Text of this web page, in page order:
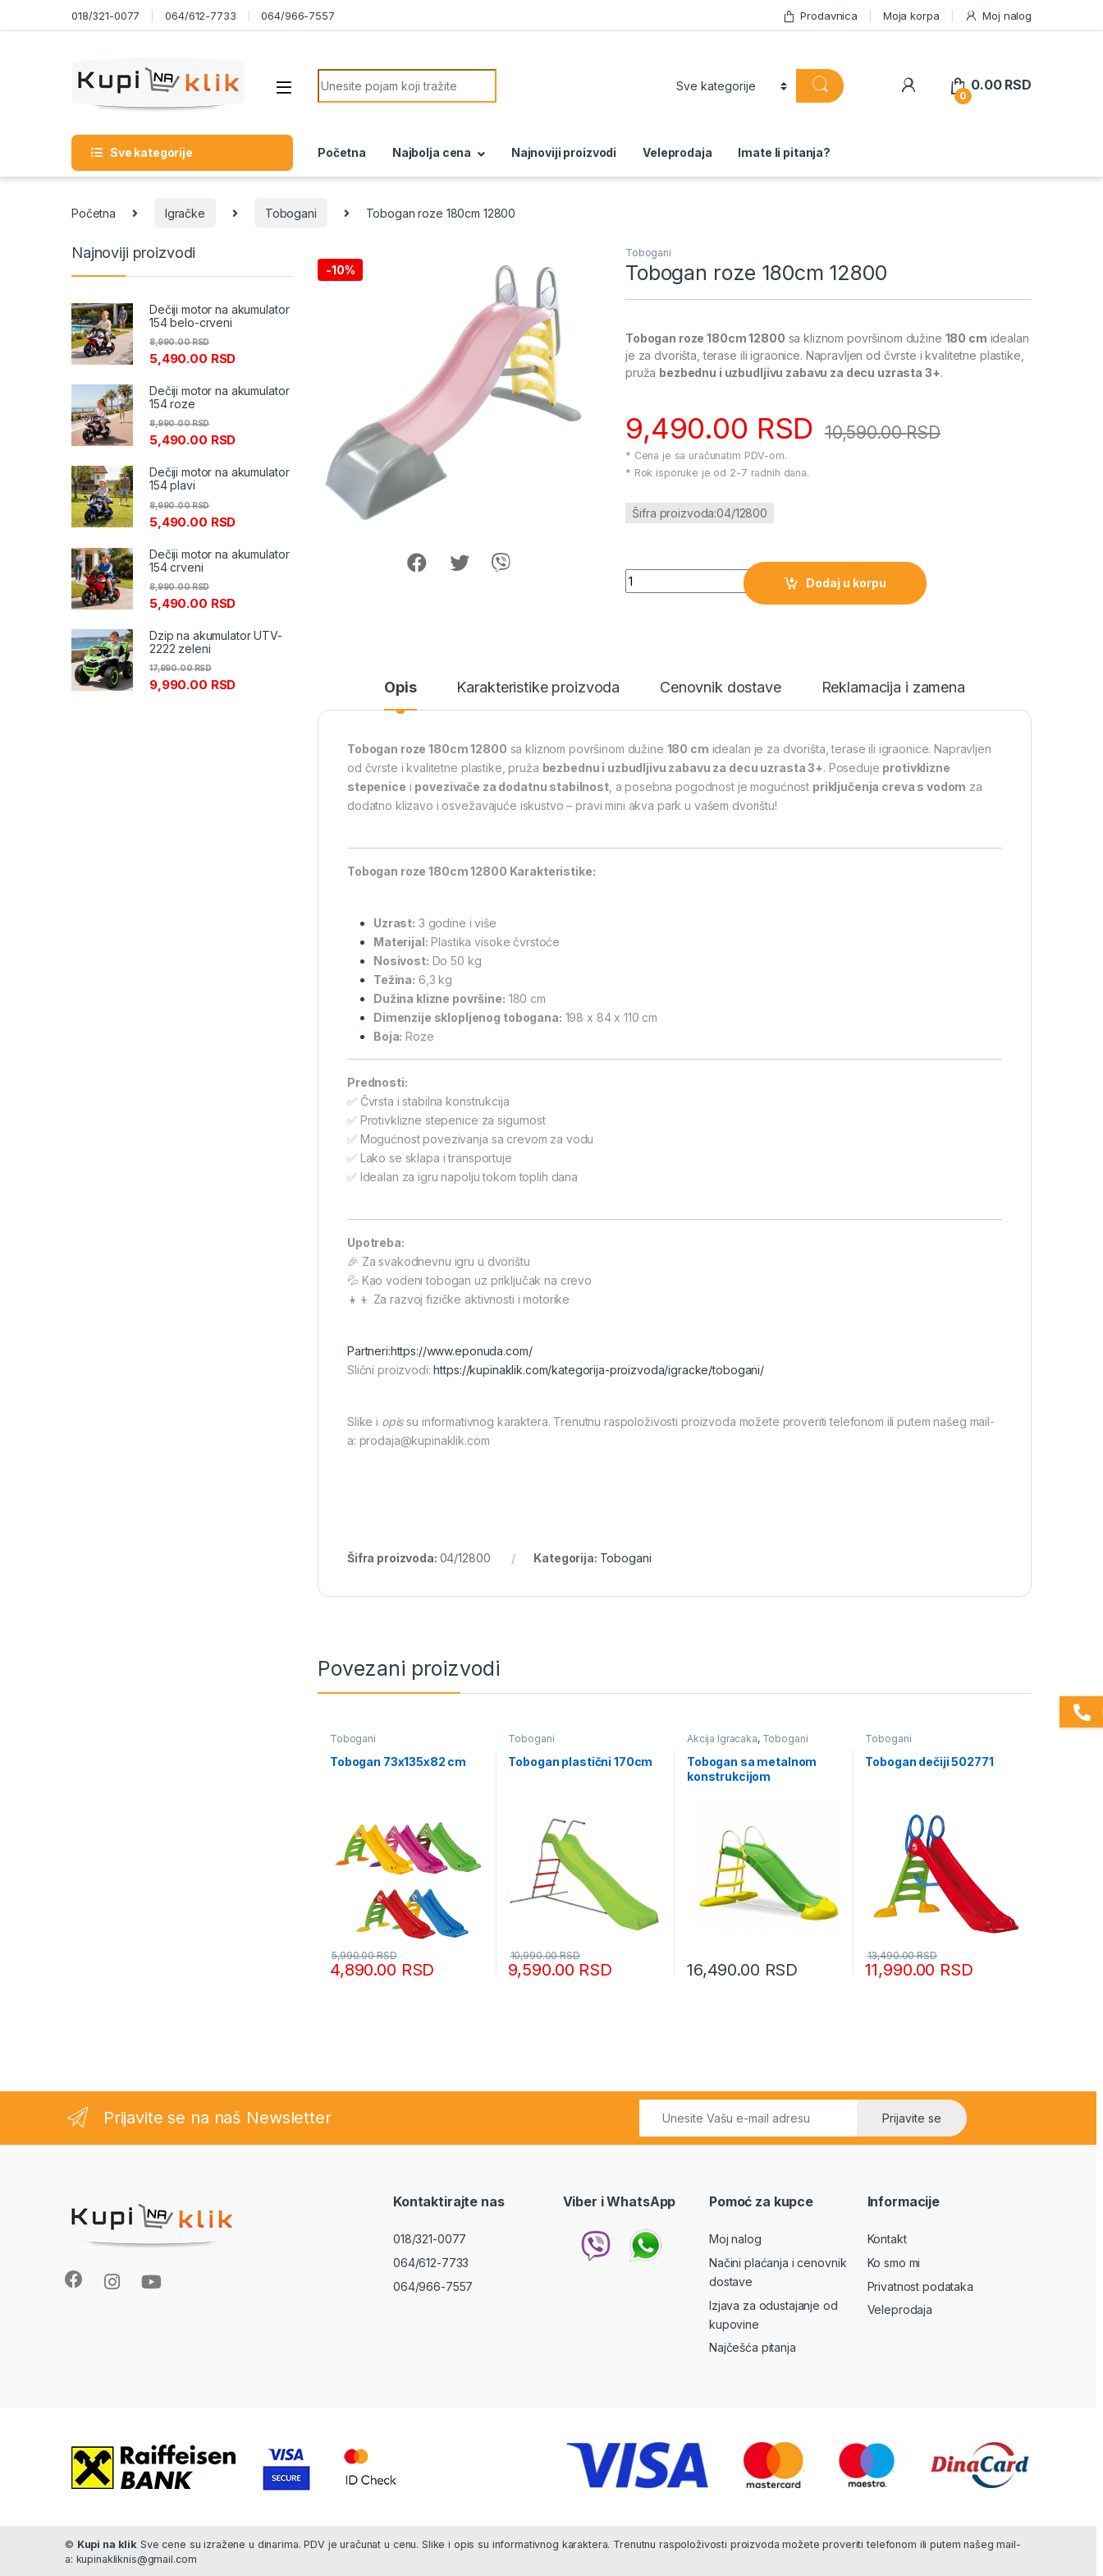
Skip to navigation018/321-0077 064/612-7733 064/966-7557 Prodavnica Moja korpa Moj nalog
Search for:
0
0.00 RSD
Sve kategorije Početna Najbolja cena Najnoviji proizvodi Veleprodaja Imate li pitanja?
Početna Igračke Tobogani Tobogan roze 180cm 12800
-10%
Tobogani
Tobogan roze 180cm 12800
Tobogan roze 180cm 12800 sa kliznom površinom dužine 180 cm idealan
je za dvorišta, terase ili igraonice. Napravljen od čvrste i kvalitetne plastike,
pruža bezbednu i uzbudljivu zabavu za decu uzrasta 3+.
9,490.00 RSD 10,590.00RSD
* Cena je sa uračunatim PDV-om.
* Rok isporuke je od 2-7 radnih dana.
Šifra proizvoda:04/12800
Tobogan roze 180cm 12800 količina
Dodaj u korpu
Opis Karakteristike proizvoda Cenovnik dostave Reklamacija i zamena
Tobogan roze 180cm 12800 sa kliznom površinom dužine 180 cm idealan je za dvorišta, terase ili igraonice. Napravljen
od čvrste i kvalitetne plastike, pruža bezbednu i uzbudljivu zabavu za decu uzrasta 3+. Poseduje protivklizne
stepenice i povezivače za dodatnu stabilnost, a posebna pogodnost je mogućnost priključenja creva s vodom za
dodatno klizavo i osvežavajuće iskustvo – pravi mini akva park u vašem dvorištu!
Tobogan roze 180cm 12800 Karakteristike:
Uzrast: 3 godine i više
Materijal: Plastika visoke čvrstoće
Nosivost: Do 50 kg
Težina: 6,3 kg
Dužina klizne površine: 180 cm
Dimenzije sklopljenog tobogana: 198 x 84 x 110 cm
Boja: Roze
Prednosti:
✅ Čvrsta i stabilna konstrukcija
✅ Protivklizne stepenice za sigurnost
✅ Mogućnost povezivanja sa crevom za vodu
✅ Lako se sklapa i transportuje
✅ Idealan za igru napolju tokom toplih dana
Upotreba:
🎉 Za svakodnevnu igru u dvorištu
💦 Kao vodeni tobogan uz priključak na crevo
👧👦 Za razvoj fizičke aktivnosti i motorike
Partneri:https://www.eponuda.com/
Slični proizvodi:https://kupinaklik.com/kategorija-proizvoda/igracke/tobogani/
Slike i opissu informativnog karaktera. Trenutnu raspoloživosti proizvoda možete proveriti telefonom ili putem našeg mail-
a: prodaja@kupinaklik.com
Šifra proizvoda: 04/12800 Kategorija: Tobogani
Povezani proizvodi
Tobogani
Tobogan 73x135x82 cm
4,890.00 RSD
5,990.00RSD
Tobogani
Tobogan plastični 170cm
9,590.00 RSD
10,990.00RSD
Akcija Igracaka, Tobogani
Tobogan sa metalnom
konstrukcijom
16,490.00 RSD
Tobogani
Tobogan dečiji 502771
11,990.00 RSD
13,490.00RSD
Najnoviji proizvodi
Dečiji motor na akumulator
154 belo-crveni
5,490.00 RSD
8,990.00RSD
Dečiji motor na akumulator
154 roze
5,490.00 RSD
8,990.00RSD
Dečiji motor na akumulator
154 plavi
5,490.00 RSD
8,990.00RSD
Dečiji motor na akumulator
154 crveni
5,490.00 RSD
8,990.00RSD
Dzip na akumulator UTV-
2222 zeleni
9,990.00 RSD
17,990.00RSD
Prijavite se na naš Newsletter Prijavite se
Kontaktirajte nas
018/321-0077
064/612-7733
064/966-7557
Viber i WhatsApp Pomoć za kupce
Moj nalog
Načini plaćanja i cenovnik
dostave
Izjava za odustajanje od
kupovine
Najčešća pitanja
Informacije
Kontakt
Ko smo mi
Privatnost podataka
Veleprodaja
© Kupi na klik Sve cene su izražene u dinarima. PDV je uračunat u cenu. Slike i opis su informativnog karaktera. Trenutnu raspoloživosti proizvoda možete proveriti telefonom ili putem našeg mail-
a: kupinakliknis@gmail.com